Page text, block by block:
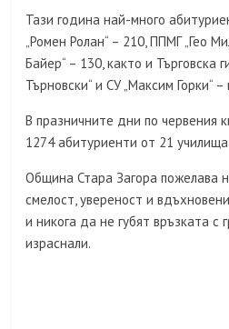
Тази година най-много
„Ромен Ролан“ – 210, ППМГ „Гео
Байер“ – 130, както и Търговска
Търновски“ и СУ „Максим Горки“
В празничните дни по червения
1274 абитуриенти от 21
Община Стара Загора пожелава
смелост, увереност и
и никога да не губят връзката с
израснали.